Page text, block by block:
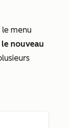
le menu
nouveau